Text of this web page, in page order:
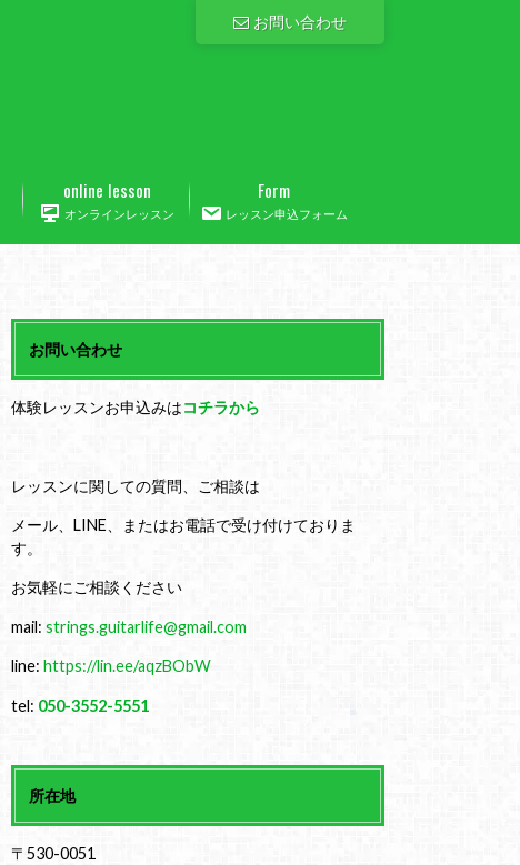
お問い合わせ
online lesson
オンラインレッスン
Form
レッスン申込フォーム
お問い合わせ
体験レッスンお申込みはコチラから
レッスンに関しての質問、ご相談は
メール、LINE、またはお電話で受け付けておりま
す。
お気軽にご相談ください
mail: strings.guitarlife@gmail.com
line: https://lin.ee/aqzBObW
tel: 050-3552-5551
所在地
〒530-0051